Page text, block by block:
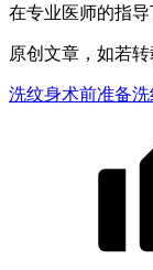
在专业医师的指
原创文章，如若转
洗纹身术前准备洗